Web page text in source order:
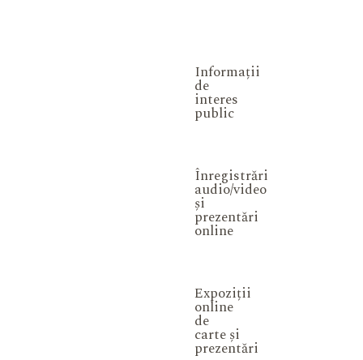
Informații
de
interes
public
Înregistrări
audio/video
și
prezentări
online
Expoziții
online
de
carte și
prezentări